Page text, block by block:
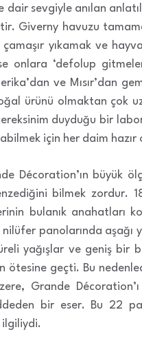
dair sevgiyle anılan
Giverny havuzu
yıkamak ve
onlara ‘defolup
ve Mısır’dan
ürünü olmaktan çok
duyduğu bir
için her daim
Décoration’ın büyük
bilmek zordur.
bulanık anahatları
nilüfer panolarında
yağışlar ve geniş
ötesine geçti. Bu
Grande
bir eser. Bu 22
ilgiliydi.